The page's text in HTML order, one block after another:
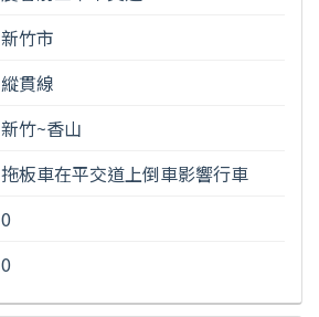
新竹市
縱貫線
新竹~香山
拖板車在平交道上倒車影響行車
0
0